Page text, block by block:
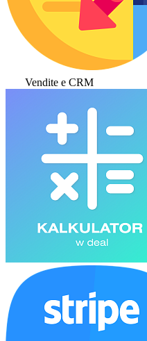
Vendite e CRM